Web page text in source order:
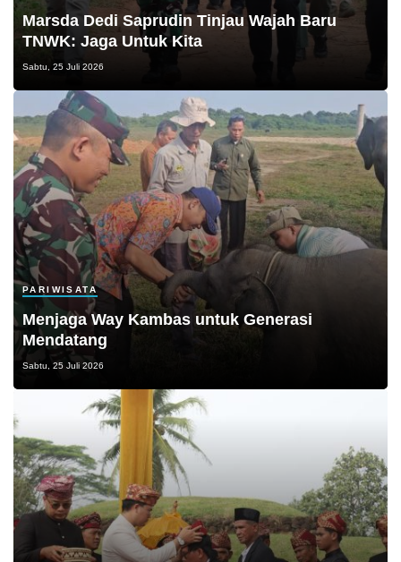
Marsda Dedi Saprudin Tinjau Wajah Baru
TNWK: Jaga Untuk Kita
Sabtu, 25 Juli 2026
PARIWISATA
Menjaga Way Kambas untuk Generasi
Mendatang
Sabtu, 25 Juli 2026